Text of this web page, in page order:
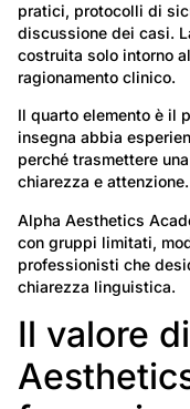
pratici, protocolli di
discussione dei casi.
costruita solo intorno
ragionamento clinico.
Il quarto elemento è il
insegna abbia
perché trasmettere
chiarezza e attenzione.
Alpha Aesthetics
con gruppi limitati,
professionisti che
chiarezza linguistica.
Il valore